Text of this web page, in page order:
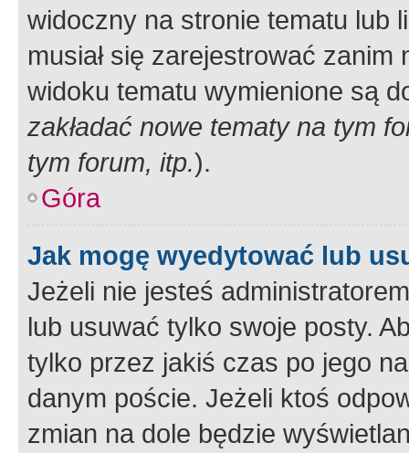
widoczny na stronie tematu lub
musiał się zarejestrować
widoku tematu wymienione są
zakładać nowe tematy na tym
tym forum, itp.).
Góra
Jak mogę wyedytować lub
Jeżeli nie jesteś
lub usuwać tylko swoje posty.
tylko przez jakiś czas po jego
danym poście. Jeżeli ktoś
zmian na dole będzie